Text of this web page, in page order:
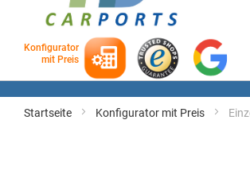
Konfigurator
mit Preis
Startseite Konfigurator mit Preis